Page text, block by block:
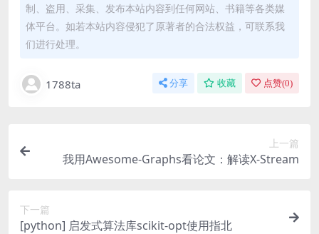
制、盗用、采集、发布本站内容到任何网站、书籍等各类媒
体平台。如若本站内容侵犯了原著者的合法权益，可联系我
们进行处理。
1788ta 分享 收藏 点赞(0)
上一篇
我用Awesome-Graphs看论文：解读X-Stream
下一篇
[python] 启发式算法库scikit-opt使用指北